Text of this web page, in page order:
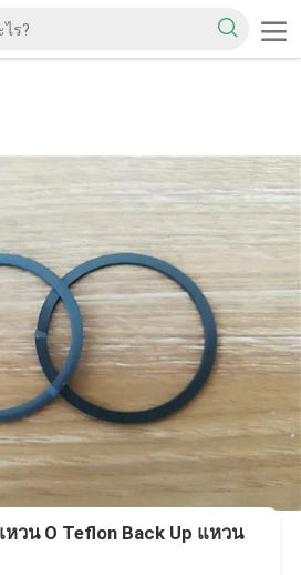
หวน O Teflon Back Up แหวน